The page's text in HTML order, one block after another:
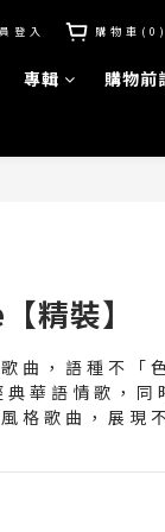
登入 購物車(0)
專輯 購物前
精裝】
曲，語種不「
華語情歌，同
格歌曲，展現